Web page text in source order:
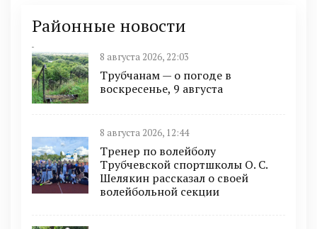
Районные новости
8 августа 2026, 22:03
Трубчанам — о погоде в
воскресенье, 9 августа
8 августа 2026, 12:44
Тренер по волейболу
Трубчевской спортшколы О. С.
Шелякин рассказал о своей
волейбольной секции